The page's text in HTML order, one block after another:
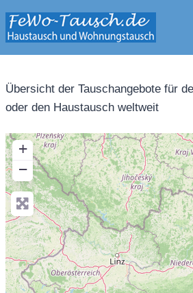
Inhalt
springen
Übersicht der Tauschangebote für
oder den Haustausch weltweit
+
−